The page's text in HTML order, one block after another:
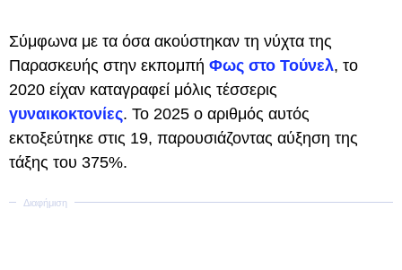
Σύμφωνα με τα όσα ακούστηκαν τη νύχτα της
Παρασκευής στην εκπομπή Φως στο Τούνελ, το
2020 είχαν καταγραφεί μόλις τέσσερις
γυναικοκτονίες. Το 2025 ο αριθμός αυτός
εκτοξεύτηκε στις 19, παρουσιάζοντας αύξηση της
τάξης του 375%.